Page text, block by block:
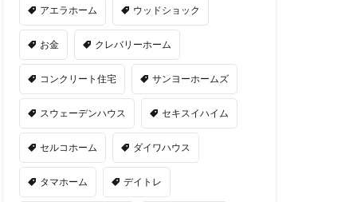
アエラホーム ウッドショック
お金 クレバリーホーム
コンクリート住宅 サンヨーホームズ
スウェーデンハウス セキスイハイム
セルコホーム ダイワハウス
タマホーム デイトレ